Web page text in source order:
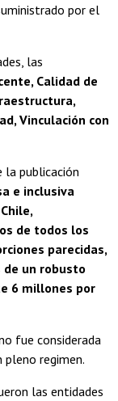
por el
las
Calidad de
Vinculación con
la publicación
e inclusiva
de todos los
parecidas,
un robusto
6 millones por
fue considerada
pleno regimen.
las entidades